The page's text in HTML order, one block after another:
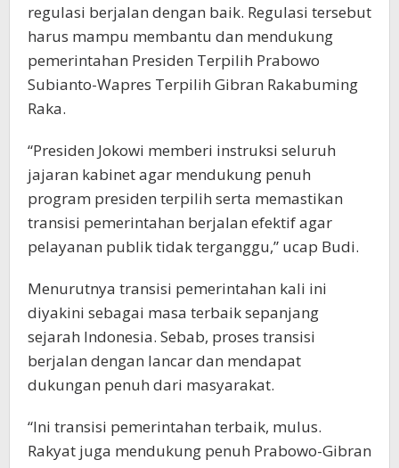
regulasi berjalan dengan baik. Regulasi tersebut
harus mampu membantu dan mendukung
pemerintahan Presiden Terpilih Prabowo
Subianto-Wapres Terpilih Gibran Rakabuming
Raka.
“Presiden Jokowi memberi instruksi seluruh
jajaran kabinet agar mendukung penuh
program presiden terpilih serta memastikan
transisi pemerintahan berjalan efektif agar
pelayanan publik tidak terganggu,” ucap Budi.
Menurutnya transisi pemerintahan kali ini
diyakini sebagai masa terbaik sepanjang
sejarah Indonesia. Sebab, proses transisi
berjalan dengan lancar dan mendapat
dukungan penuh dari masyarakat.
“Ini transisi pemerintahan terbaik, mulus.
Rakyat juga mendukung penuh Prabowo-Gibran